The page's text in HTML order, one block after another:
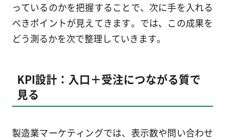
っているのかを把握することで、次に手を入れる
べきポイントが見えてきます。では、この成果を
どう測るかを次で整理していきます。
KPI設計：入口＋受注につながる質で
見る
製造業マーケティングでは、表示数や問い合わせ